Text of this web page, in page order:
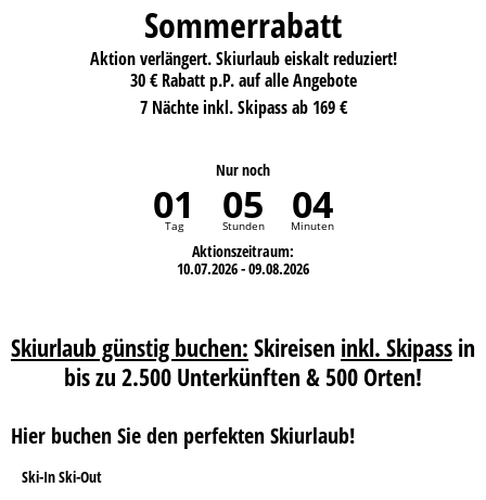
Sommerrabatt
Aktion verlängert. Skiurlaub eiskalt reduziert!
30 € Rabatt p.P. auf alle Angebote
7 Nächte inkl. Skipass ab 169 €
Nur noch
01
Tag 05
Stunden 04
Minuten
Aktionszeitraum:
10.07.2026 - 09.08.2026
Skiurlaub günstig buchen: Skireisen inkl. Skipass in
bis zu 2.500 Unterkünften & 500 Orten!
Hier buchen Sie den perfekten Skiurlaub!
Ski-In Ski-Out